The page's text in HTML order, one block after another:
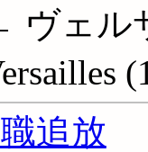
ヴェル
追放